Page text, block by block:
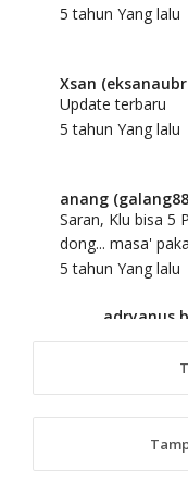
5 tahun Yang lalu
Xsan
Update terbaru
5 tahun Yang lalu
anang
Saran, Klu bisa 5
dong... masa'
5 tahun Yang lalu
adryanus
TKS atas
tindaklanjuti
anggy
Kami perantu